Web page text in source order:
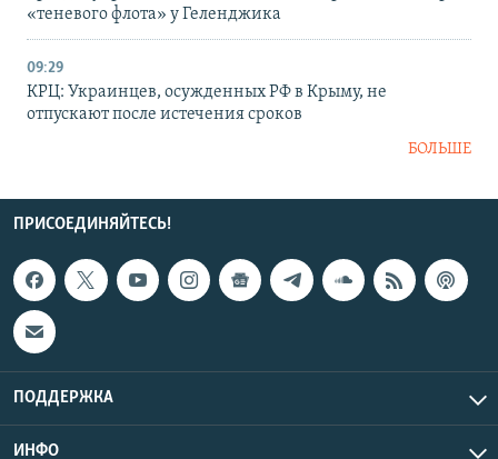
«теневого флота» у Геленджика
09:29
КРЦ: Украинцев, осужденных РФ в Крыму, не
отпускают после истечения сроков
БОЛЬШЕ
ПРИСОЕДИНЯЙТЕСЬ!
ПОДДЕРЖКА
ИНФО